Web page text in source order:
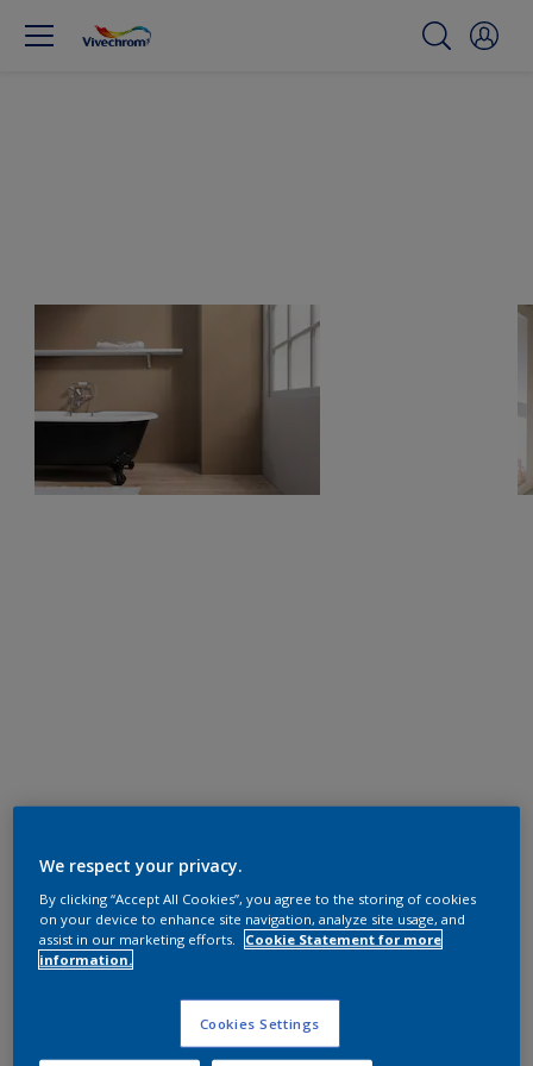
We respect your privacy.
By clicking “Accept All Cookies”, you agree to the storing of cookies
on your device to enhance site navigation, analyze site usage, and
assist in our marketing efforts.
Cookie Statement for more
information.
Cookies Settings